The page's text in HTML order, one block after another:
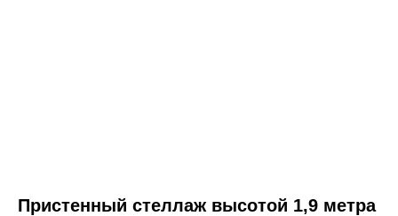
Пристенный стеллаж высотой 1,9 метра